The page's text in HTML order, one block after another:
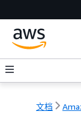
文档